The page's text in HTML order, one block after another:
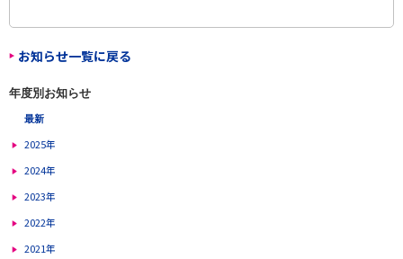
お知らせ一覧に戻る
年度別お知らせ
最新
2025年
2024年
2023年
2022年
2021年